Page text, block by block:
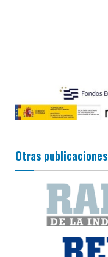
Otras publicaciones